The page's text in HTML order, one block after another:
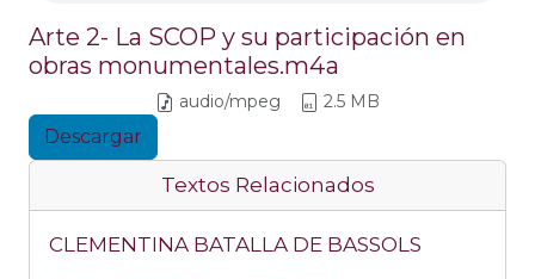
Arte 2- La SCOP y su participación en
obras monumentales.m4a
audio/mpeg 2.5 MB
Descargar
Textos Relacionados
CLEMENTINA BATALLA DE BASSOLS